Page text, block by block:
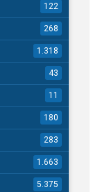
122
268
1.318
43
11
180
283
1.663
5.375